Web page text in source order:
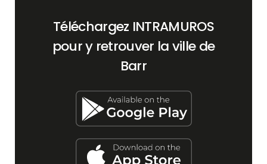
Téléchargez INTRAMUROS
pour y retrouver la ville de
Barr